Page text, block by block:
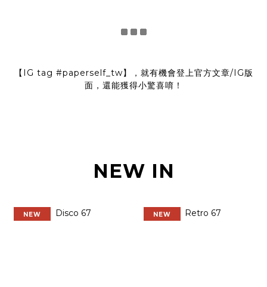
【IG tag #paperself_tw】，就有機會登上官方文章/IG版
面，還能獲得小驚喜唷！
NEW IN
NEW NEW